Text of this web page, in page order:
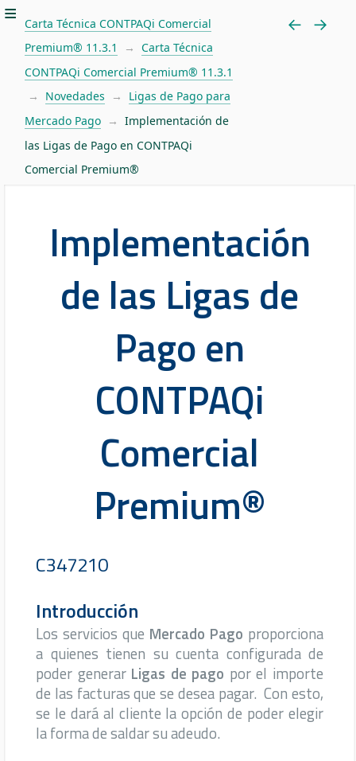
Carta Técnica CONTPAQi Comercial
Premium® 11.3.1
Carta Técnica
CONTPAQi Comercial Premium® 11.3.1
Novedades
Ligas de Pago para
Mercado Pago
Implementación de
las Ligas de Pago en CONTPAQi
Comercial Premium®
Implementación
de las Ligas de
Pago en
CONTPAQi
Comercial
Premium®
C347210
Introducción
Los servicios que Mercado Pago proporciona
a quienes tienen su cuenta configurada de
poder generar Ligas de pago por el importe
de las facturas que se desea pagar. Con esto,
se le dará al cliente la opción de poder elegir
la forma de saldar su adeudo.